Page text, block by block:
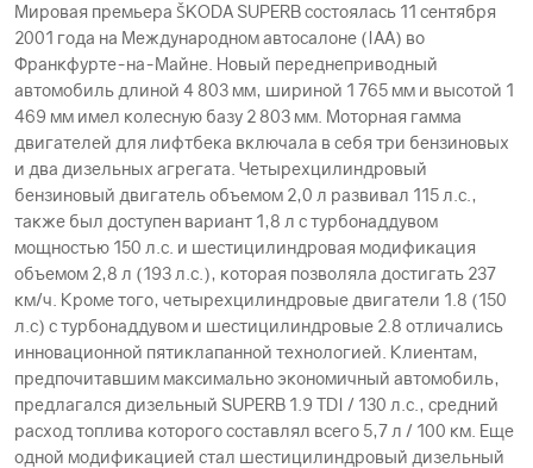
Мировая премьера ŠKODА SUPERB состоялась 11 сентября
2001 года на Международном автосалоне (IAA) во
Франкфурте-на-Майне. Новый переднеприводный
автомобиль длиной 4 803 мм, шириной 1 765 мм и высотой 1
469 мм имел колесную базу 2 803 мм. Моторная гамма
двигателей для лифтбека включала в себя три бензиновых
и два дизельных агрегата. Четырехцилиндровый
бензиновый двигатель объемом 2,0 л развивал 115 л.с.,
также был доступен вариант 1,8 л с турбонаддувом
мощностью 150 л.с. и шестицилиндровая модификация
объемом 2,8 л (193 л.с.), которая позволяла достигать 237
км/ч. Кроме того, четырехцилиндровые двигатели 1.8 (150
л.с) с турбонаддувом и шестицилиндровые 2.8 отличались
инновационной пятиклапанной технологией. Клиентам,
предпочитавшим максимально экономичный автомобиль,
предлагался дизельный SUPERB 1.9 TDI / 130 л.с., средний
расход топлива которого составлял всего 5,7 л / 100 км. Еще
одной модификацией стал шестицилиндровый дизельный